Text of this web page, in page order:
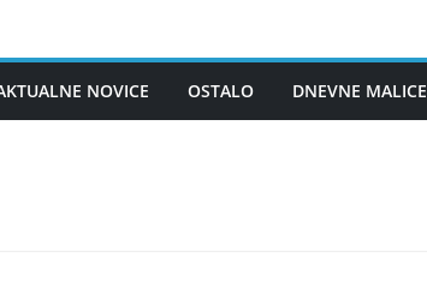
NOVICE OSTALO DNEVNE MALICE